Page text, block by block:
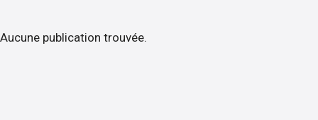
Aucune publication trouvée.